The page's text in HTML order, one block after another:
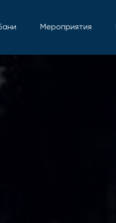
Мероприятия